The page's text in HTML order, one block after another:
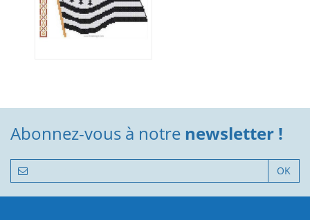
Abonnez-vous à notre newsletter !
OK